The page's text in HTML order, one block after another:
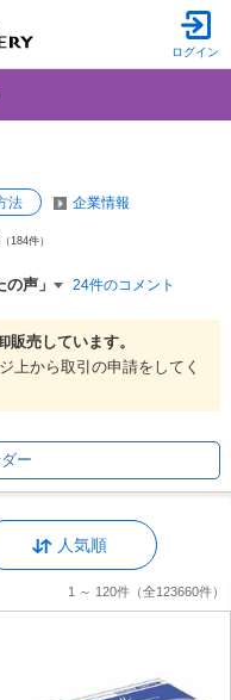
ログイン
法 企業情報
（184件）
声」 24件のコメント
販売しています。
上から取引の申請をしてく
ー
人気順
1 ～ 120件 （全123660件）